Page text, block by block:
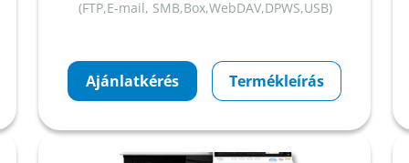
(FTP,E-mail, SMB,Box,WebDAV,DPWS,USB)
Ajánlatkérés Termékleírás